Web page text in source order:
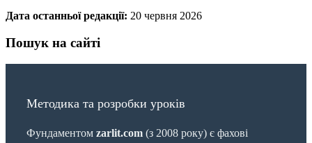
Дата останньої редакції: 20 червня 2026
Пошук на сайті
Методика та розробки уроків
Фундаментом zarlit.com (з 2008 року) є фахові